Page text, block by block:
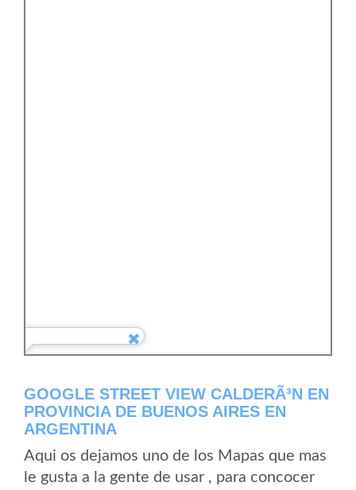
GOOGLE STREET VIEW CALDERÃ³N EN
PROVINCIA DE BUENOS AIRES EN
ARGENTINA
Aqui os dejamos uno de los Mapas que mas
le gusta a la gente de usar , para concocer